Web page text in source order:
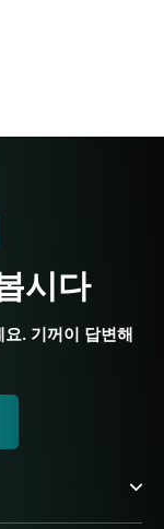
시다
. 기꺼이 답변해